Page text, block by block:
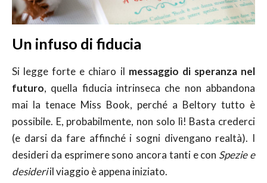
Un infuso di fiducia
Si legge forte e chiaro il messaggio di speranza nel
futuro, quella fiducia intrinseca che non abbandona
mai la tenace Miss Book, perché a Beltory tutto è
possibile. E, probabilmente, non solo lì! Basta crederci
(e darsi da fare affinché i sogni divengano realtà). I
desideri da esprimere sono ancora tanti e con Spezie e
desideriil viaggio è appena iniziato.